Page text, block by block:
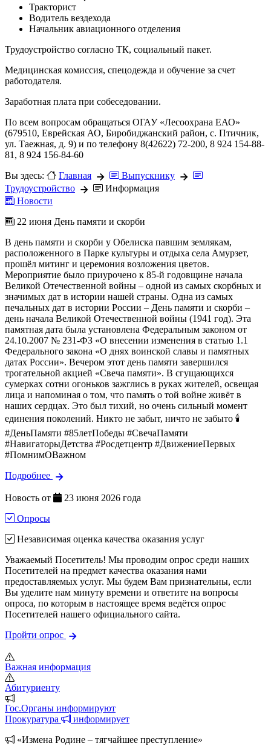
Тракторист
Водитель вездехода
Начальник авиационного отделения
Трудоустройство согласно ТК, социальный пакет.
Медицинская комиссия, спецодежда и обучение за счет
работодателя.
Заработная плата при собеседовании.
По всем вопросам обращаться ОГАУ «Лесоохрана ЕАО»
(679510, Еврейская АО, Биробиджанский район, с. Птичник,
ул. Таежная, д. 9) и по телефону 8(42622) 72-200, 8 924 154-88-
81, 8 924 156-84-60
Вы здесь: Главная
Выпускнику
Трудоустройство
Информация
Новости
22 июня День памяти и скорби
В день памяти и скорби у Обелиска павшим землякам,
расположенного в Парке культуры и отдыха села Амурзет,
прошёл митинг и церемония возложения цветов.
Мероприятие было приурочено к 85-й годовщине начала
Великой Отечественной войны – одной из самых скорбных и
значимых дат в истории нашей страны. Одна из самых
печальных дат в истории России – День памяти и скорби –
день начала Великой Отечественной войны (1941 год). Эта
памятная дата была установлена Федеральным законом от
24.10.2007 № 231-ФЗ «О внесении изменения в статью 1.1
Федерального закона «О днях воинской славы и памятных
датах России». Вечером этот день памяти завершился
трогательной акцией «Свеча памяти». В сгущающихся
сумерках сотни огоньков зажглись в руках жителей, освещая
лица и напоминая о том, что память о той войне живёт в
наших сердцах. Это был тихий, но очень сильный момент
единения поколений. Никто не забыт, ничто не забыто 🕯️
#ДеньПамяти #85летПобеды #СвечаПамяти
#НавигаторыДетства #Росдетцентр #ДвижениеПервых
#ПомнимОВажном
Подробнее
Новость от
23 июня 2026 года
Опросы
Независимая оценка качества оказания услуг
Уважаемый Посетитель! Мы проводим опрос среди наших
Посетителей на предмет качества оказания нами
предоставляемых услуг. Мы будем Вам признательны, если
Вы уделите нам минуту времени и ответите на вопросы
опроса, по которым в настоящее время ведётся опрос
Посетителей нашего официального сайта.
Пройти опрос
Важная информация
Абитуриенту
Гос.Органы информируют
Прокуратура
информирует
«Измена Родине – тягчайшее преступление»